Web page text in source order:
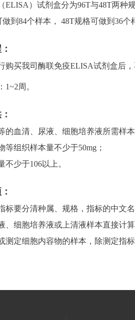
ELISA）试剂盒分为96T与48T两种
到84个样本， 48T规格可做到36个
购买我司酶联免疫ELISA试剂盒后
1~2周。
的血清、尿液、细胞培养液所需样本
等组织样本量不少于50mg；
不少于106以上。
标要分清种属、规格，指标的中文
、细胞培养液或上清液样本直接计
测定细胞内容物的样本，除测定指